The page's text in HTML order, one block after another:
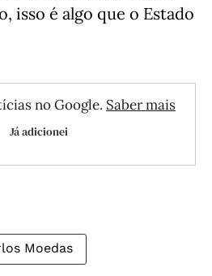
isso é algo que o Estado
no Google. Saber mais
Já adicionei
Moedas